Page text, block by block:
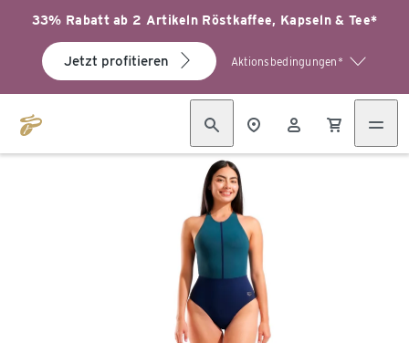
33% Rabatt ab 2 Artikeln Röstkaffee, Kapseln & Tee*
Jetzt profitieren Aktionsbedingungen*